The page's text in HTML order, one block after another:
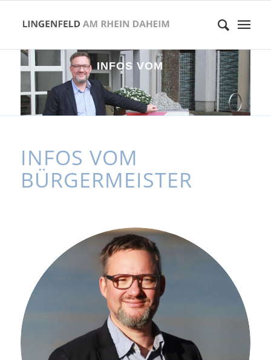
INFOS VOM
BÜ E RMEI T
INFOS VOM
BÜRGERMEISTER